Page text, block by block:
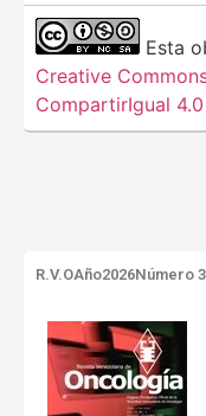
Esta
Creative
CompartirIgual
R.V.OAño2026Número 3